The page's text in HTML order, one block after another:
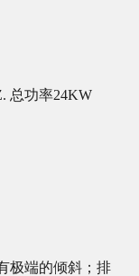
总功率24KW
极端的倾斜；排